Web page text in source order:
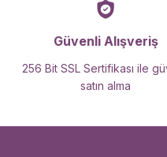
Güvenli Alışveriş
256 Bit SSL Sertifikası ile
satın alma